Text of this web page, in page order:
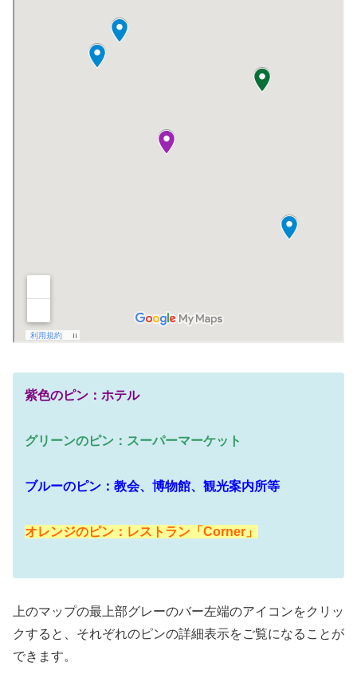
紫色のピン：ホテル
グリーンのピン：スーパーマーケット
ブルーのピン：教会、博物館、観光案内所等
オレンジのピン：レストラン「Corner」
上のマップの最上部グレーのバー左端のアイコンをクリッ
クすると、それぞれのピンの詳細表示をご覧になることが
できます。